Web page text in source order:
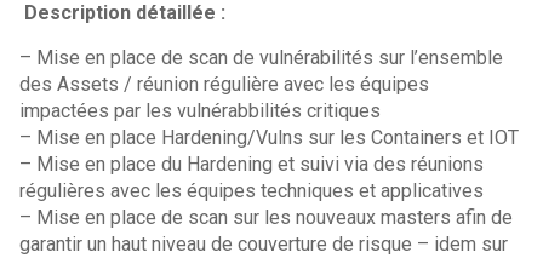
Description détaillée :
– Mise en place de scan de vulnérabilités sur l’ensemble
des Assets / réunion régulière avec les équipes
impactées par les vulnérabbilités critiques
– Mise en place Hardening/Vulns sur les Containers et IOT
– Mise en place du Hardening et suivi via des réunions
régulières avec les équipes techniques et applicatives
– Mise en place de scan sur les nouveaux masters afin de
garantir un haut niveau de couverture de risque – idem sur